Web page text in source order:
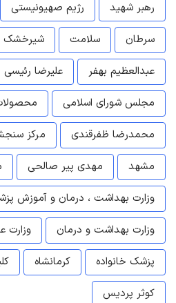
رهبر شهید
رژیم صهیونیستی
سرطان
سلامت شیرخشک
عبدالعظیم بهفر
علیرضا رئیسی
مجلس شورای اسلامی
محمدرضا ظفرقندی
مرکز
مشهد
مهدی پیر صالحی
وزارت بهداشت ، درمان و آموزش
وزارت بهداشت و درمان
وزارت
پزشک خانواده
کرمانشاه
کوثر پردیس